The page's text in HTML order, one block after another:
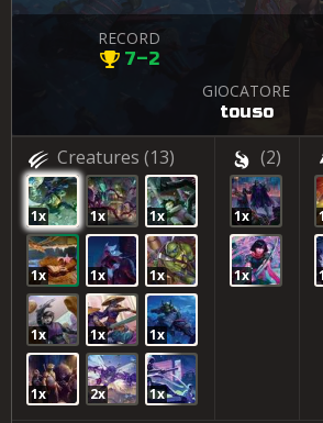
RECORD
7–2
GIOCATORE
touso
Creatures (13)
1x 1x 1x
1x 1x 1x
1x 1x 1x
1x 2x 1x
(2)
1x
1x